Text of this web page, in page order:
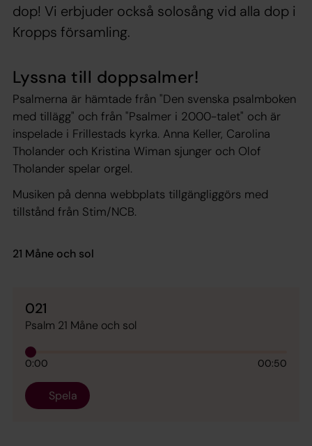
dop! Vi erbjuder också solosång vid alla dop i
Kropps församling.
Lyssna till doppsalmer!
Psalmerna är hämtade från "Den svenska psalmboken
med tillägg" och från "Psalmer i 2000-talet" och är
inspelade i Frillestads kyrka. Anna Keller, Carolina
Tholander och Kristina Wiman sjunger och Olof
Tholander spelar orgel.
Musiken på denna webbplats tillgängliggörs med
tillstånd från Stim/NCB.
21 Måne och sol
021
Psalm 21 Måne och sol
0:00 00:50
Spela